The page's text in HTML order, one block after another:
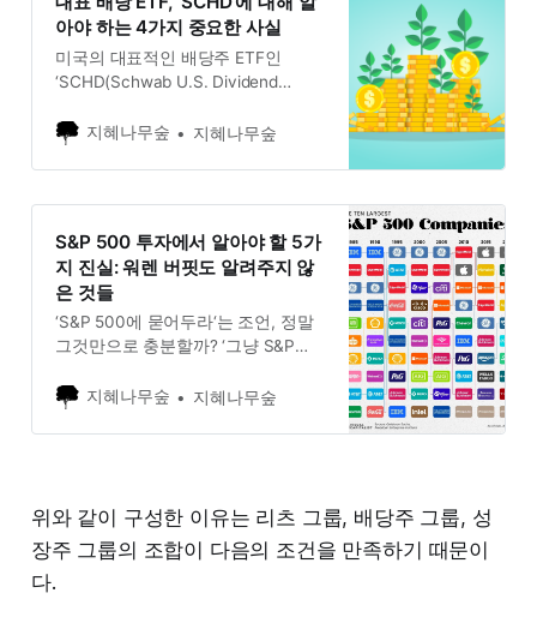
아야 하는 4가지 중요한 사실
미국의 대표적인 배당주 ETF인
‘SCHD(Schwab U.S. Dividend
하는 국내 상장 상품 ‘TIGER 미국배
추구하는 장기 투자자와 은퇴 준비자
들 사이에서 ‘필수 투자템’으로 불릴
견고한 배당과 장기적인 성과 덕분에
많은 이들의 포트폴리오에서 핵심적
인 역할을 차지하고 있다.
지혜나무숲 지혜나무숲
S&P 500 투자에서 알아야 할 5가
지 진실: 워렌 버핏도 알려주지 않
은 것들
‘S&P 500에 묻어두라‘는 조언, 정말
그것만으로 충분할까? ‘그냥 S&P
된다.’ 아마 투자를 시작한 사람이라
인덱스 펀드에 투자하라고 했을 정도
지혜나무숲 지혜나무숲
위와 같이 구성한 이유는 리츠 그룹, 배당주 그룹, 성
장주 그룹의 조합이 다음의 조건을 만족하기 때문이
다.